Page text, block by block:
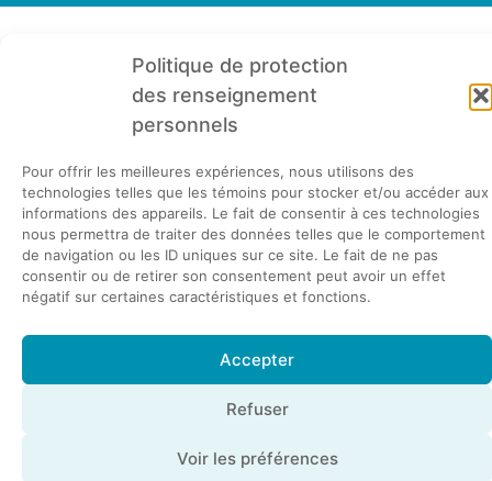
Politique de protection
des renseignement
personnels
Pour offrir les meilleures expériences, nous utilisons des
technologies telles que les témoins pour stocker et/ou accéder aux
informations des appareils. Le fait de consentir à ces technologies
nous permettra de traiter des données telles que le comportement
de navigation ou les ID uniques sur ce site. Le fait de ne pas
consentir ou de retirer son consentement peut avoir un effet
négatif sur certaines caractéristiques et fonctions.
Accepter
Refuser
Voir les préférences
1235, rue de la Digue, RC.1
Havre-Saint-Pierre (Québec) G0G 1P0
418 538-2717Urgence 418 553-2911
info@havresaintpierre.com
| Municipalité de Havre-Saint-Pierre
Tous droits réservés. |Politique de confidentialité
Site Web par